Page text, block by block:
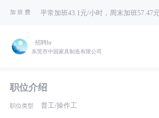
加 班 费 平常加班43.1元/小时，周末加班57.47
· 招聘hr
东莞市中固家具制造有限公司
职位介绍
职位类型 普工/操作工